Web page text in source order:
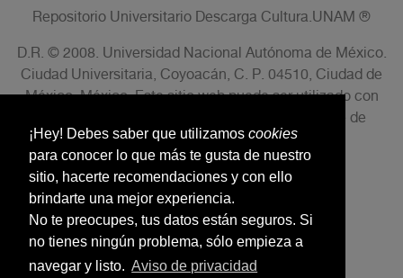
¡Hey! Debes saber que utilizamos cookies
para conocer lo que más te gusta de nuestro
sitio, hacerte recomendaciones y con ello
brindarte una mejor experiencia.
No te preocupes, tus datos están seguros. Si
no tienes ningún problema, sólo empieza a
navegar y listo. Aviso de privacidad
Repositorio Universitario Descarga Cultura.UNAM ®
D.R. © 2008. Universidad Nacional Autónoma de México.
Ciudad Universitaria, Coyoacán, C. P. 04510, Ciudad de
México, México. Este sitio web puede ser utilizado con
fines no lucrativos siempre que se cite la fuente de
conformidad con el AVISO LEGAL.